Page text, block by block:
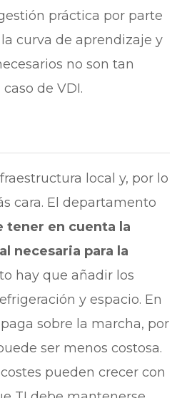
práctica por parte
curva de aprendizaje y
no son tan
de VDI.
local y, por lo
cara. El departamento
tener en cuenta la
necesaria para la
hay que añadir los
y espacio. En
sobre la marcha, por
ser menos costosa.
pueden crecer con